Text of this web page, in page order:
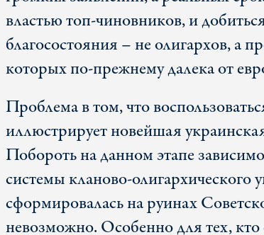
властью топ-чиновников, и
благосостояния – не олигархов, а
которых по-прежнему далека от
Проблема в том, что
иллюстрирует новейшая
Побороть на данном этапе
системы кланово-олигархического
сформировалась на руинах
невозможно. Особенно для тех, кто